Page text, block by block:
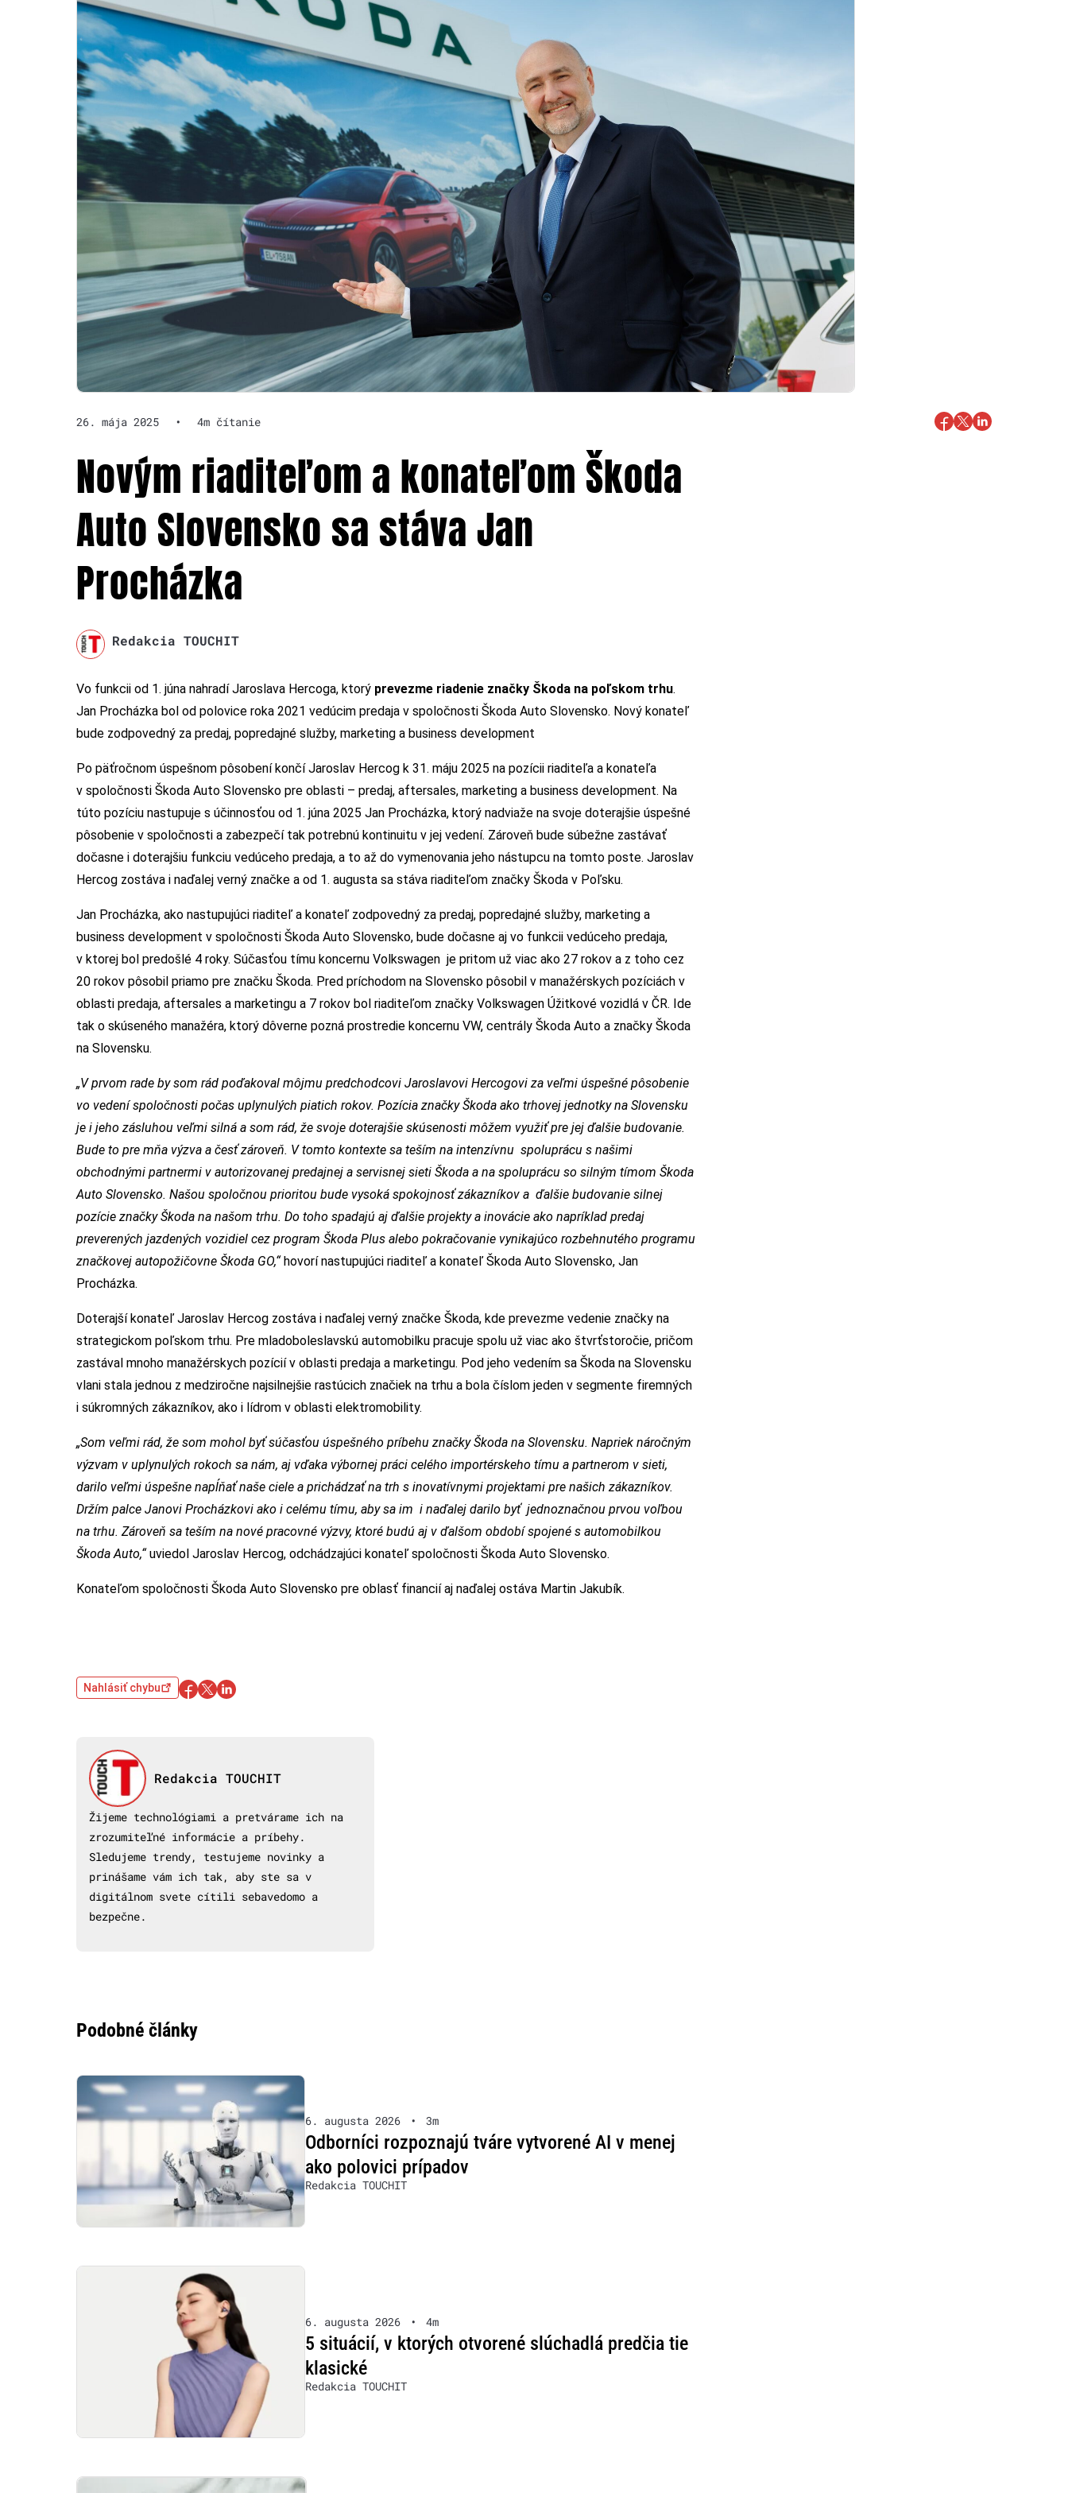
26. mája 2025 • 4m čítanie
Novým riaditeľom a konateľom Škoda
Auto Slovensko sa stáva Jan
Procházka
Redakcia TOUCHIT
Vo funkcii od 1. júna nahradí Jaroslava Hercoga, ktorý prevezme riadenie značky Škoda na poľskom trhu.
Jan Procházka bol od polovice roka 2021 vedúcim predaja v spoločnosti Škoda Auto Slovensko. Nový konateľ
bude zodpovedný za predaj, popredajné služby, marketing a business development
Po päťročnom úspešnom pôsobení končí Jaroslav Hercog k 31. máju 2025 na pozícii riaditeľa a konateľa
v spoločnosti Škoda Auto Slovensko pre oblasti – predaj, aftersales, marketing a business development. Na
túto pozíciu nastupuje s účinnosťou od 1. júna 2025 Jan Procházka, ktorý nadviaže na svoje doterajšie úspešné
pôsobenie v spoločnosti a zabezpečí tak potrebnú kontinuitu v jej vedení. Zároveň bude súbežne zastávať
dočasne i doterajšiu funkciu vedúceho predaja, a to až do vymenovania jeho nástupcu na tomto poste. Jaroslav
Hercog zostáva i naďalej verný značke a od 1. augusta sa stáva riaditeľom značky Škoda v Poľsku.
Jan Procházka, ako nastupujúci riaditeľ a konateľ zodpovedný za predaj, popredajné služby, marketing a
business development v spoločnosti Škoda Auto Slovensko, bude dočasne aj vo funkcii vedúceho predaja,
v ktorej bol predošlé 4 roky. Súčasťou tímu koncernu Volkswagen je pritom už viac ako 27 rokov a z toho cez
20 rokov pôsobil priamo pre značku Škoda. Pred príchodom na Slovensko pôsobil v manažérskych pozíciách v
oblasti predaja, aftersales a marketingu a 7 rokov bol riaditeľom značky Volkswagen Úžitkové vozidlá v ČR. Ide
tak o skúseného manažéra, ktorý dôverne pozná prostredie koncernu VW, centrály Škoda Auto a značky Škoda
na Slovensku.
„V prvom rade by som rád poďakoval môjmu predchodcovi Jaroslavovi Hercogovi za veľmi úspešné pôsobenie
vo vedení spoločnosti počas uplynulých piatich rokov. Pozícia značky Škoda ako trhovej jednotky na Slovensku
je i jeho zásluhou veľmi silná a som rád, že svoje doterajšie skúsenosti môžem využiť pre jej ďalšie budovanie.
Bude to pre mňa výzva a česť zároveň. V tomto kontexte sa teším na intenzívnu spoluprácu s našimi
obchodnými partnermi v autorizovanej predajnej a servisnej sieti Škoda a na spoluprácu so silným tímom Škoda
Auto Slovensko. Našou spoločnou prioritou bude vysoká spokojnosť zákazníkov a ďalšie budovanie silnej
pozície značky Škoda na našom trhu. Do toho spadajú aj ďalšie projekty a inovácie ako napríklad predaj
preverených jazdených vozidiel cez program Škoda Plus alebo pokračovanie vynikajúco rozbehnutého programu
značkovej autopožičovne Škoda GO,“hovorí nastupujúci riaditeľ a konateľ Škoda Auto Slovensko, Jan
Procházka.
Doterajší konateľ Jaroslav Hercog zostáva i naďalej verný značke Škoda, kde prevezme vedenie značky na
strategickom poľskom trhu. Pre mladoboleslavskú automobilku pracuje spolu už viac ako štvrťstoročie, pričom
zastával mnoho manažérskych pozícií v oblasti predaja a marketingu. Pod jeho vedením sa Škoda na Slovensku
vlani stala jednou z medziročne najsilnejšie rastúcich značiek na trhu a bola číslom jeden v segmente firemných
i súkromných zákazníkov, ako i lídrom v oblasti elektromobility.
„Som veľmi rád, že som mohol byť súčasťou úspešného príbehu značky Škoda na Slovensku. Napriek náročným
výzvam v uplynulých rokoch sa nám, aj vďaka výbornej práci celého importérskeho tímu a partnerom v sieti,
darilo veľmi úspešne napĺňať naše ciele a prichádzať na trh s inovatívnymi projektami pre našich zákazníkov.
Držím palce Janovi Procházkovi ako i celému tímu, aby sa im i naďalej darilo byť jednoznačnou prvou voľbou
na trhu. Zároveň sa teším na nové pracovné výzvy, ktoré budú aj v ďalšom období spojené s automobilkou
Škoda Auto,“uviedol Jaroslav Hercog, odchádzajúci konateľ spoločnosti Škoda Auto Slovensko.
Konateľom spoločnosti Škoda Auto Slovensko pre oblasť financií aj naďalej ostáva Martin Jakubík.
Nahlásiť chybu
Redakcia TOUCHIT
Žijeme technológiami a pretvárame ich na
zrozumiteľné informácie a príbehy.
Sledujeme trendy, testujeme novinky a
prinášame vám ich tak, aby ste sa v
digitálnom svete cítili sebavedomo a
bezpečne.
Podobné články
6. augusta 2026 • 3m
Odborníci rozpoznajú tváre vytvorené AI v menej
ako polovici prípadov
Redakcia TOUCHIT
6. augusta 2026 • 4m
5 situácií, v ktorých otvorené slúchadlá predčia tie
klasické
Redakcia TOUCHIT